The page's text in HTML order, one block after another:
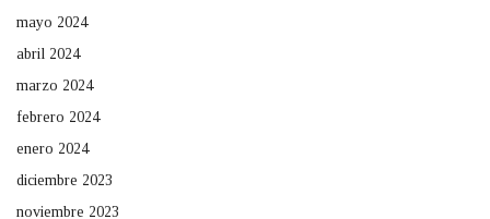
mayo 2024
abril 2024
marzo 2024
febrero 2024
enero 2024
diciembre 2023
noviembre 2023